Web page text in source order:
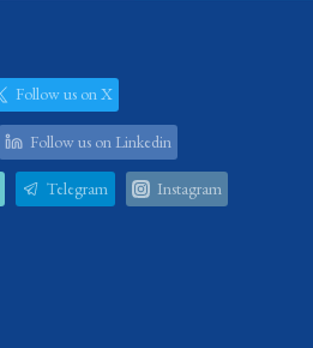
Follow us on X
Follow us on Linkedin
Telegram Instagram